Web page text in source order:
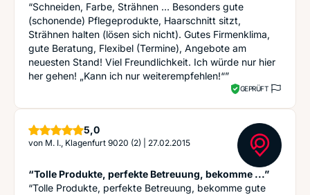
“Schneiden, Farbe, Strähnen … Besonders gute
(schonende) Pflegeprodukte, Haarschnitt sitzt,
Strähnen halten (lösen sich nicht). Gutes Firmenklima,
gute Beratung, Flexibel (Termine), Angebote am
neuesten Stand! Viel Freundlichkeit. Ich würde nur hier
her gehen! „Kann ich nur weiterempfehlen!“”
GEPRÜFT
5,0Sterne
von M. I., Klagenfurt 9020 (2) 27.02.2015
“Tolle Produkte, perfekte Betreuung, bekomme ...”
“Tolle Produkte, perfekte Betreuung, bekomme gute